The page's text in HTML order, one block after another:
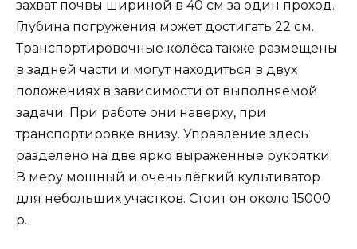
захват почвы шириной в 40 см за один проход.
Глубина погружения может достигать 22 см.
Транспортировочные колёса также размещены
в задней части и могут находиться в двух
положениях в зависимости от выполняемой
задачи. При работе они наверху, при
транспортировке внизу. Управление здесь
разделено на две ярко выраженные рукоятки.
В меру мощный и очень лёгкий культиватор
для небольших участков. Стоит он около 15000
р.